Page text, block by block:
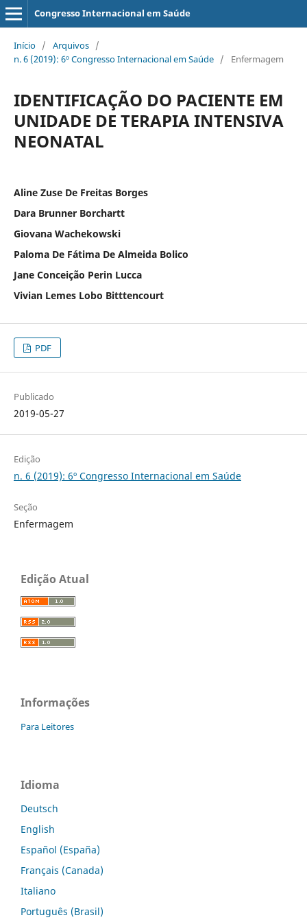
Congresso Internacional em Saúde
Início / Arquivos /
n. 6 (2019): 6º Congresso Internacional em Saúde / Enfermagem
IDENTIFICAÇÃO DO PACIENTE EM
UNIDADE DE TERAPIA INTENSIVA
NEONATAL
Aline Zuse De Freitas Borges
Dara Brunner Borchartt
Giovana Wachekowski
Paloma De Fátima De Almeida Bolico
Jane Conceição Perin Lucca
Vivian Lemes Lobo Bitttencourt
PDF
Publicado
2019-05-27
Edição
n. 6 (2019): 6º Congresso Internacional em Saúde
Seção
Enfermagem
Edição Atual
Informações
Para Leitores
Idioma
Deutsch
English
Español (España)
Français (Canada)
Italiano
Português (Brasil)